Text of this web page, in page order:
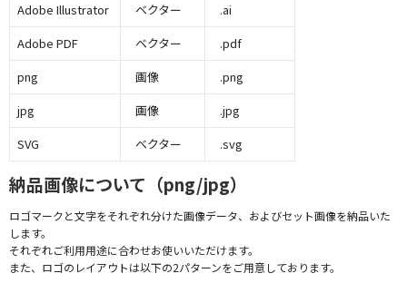
Adobe Illustrator
ベクター
.ai
Adobe PDF
ベクター
.pdf
png
画像
.png
jpg
画像
.jpg
SVG
ベクター .svg
納品画像について（png/jpg）
ロゴマークと文字をそれぞれ分けた画像データ、およびセット画像を納品いた
します。
それぞれご利用用途に合わせお使いいただけます。
また、ロゴのレイアウトは以下の2パターンをご用意しております。